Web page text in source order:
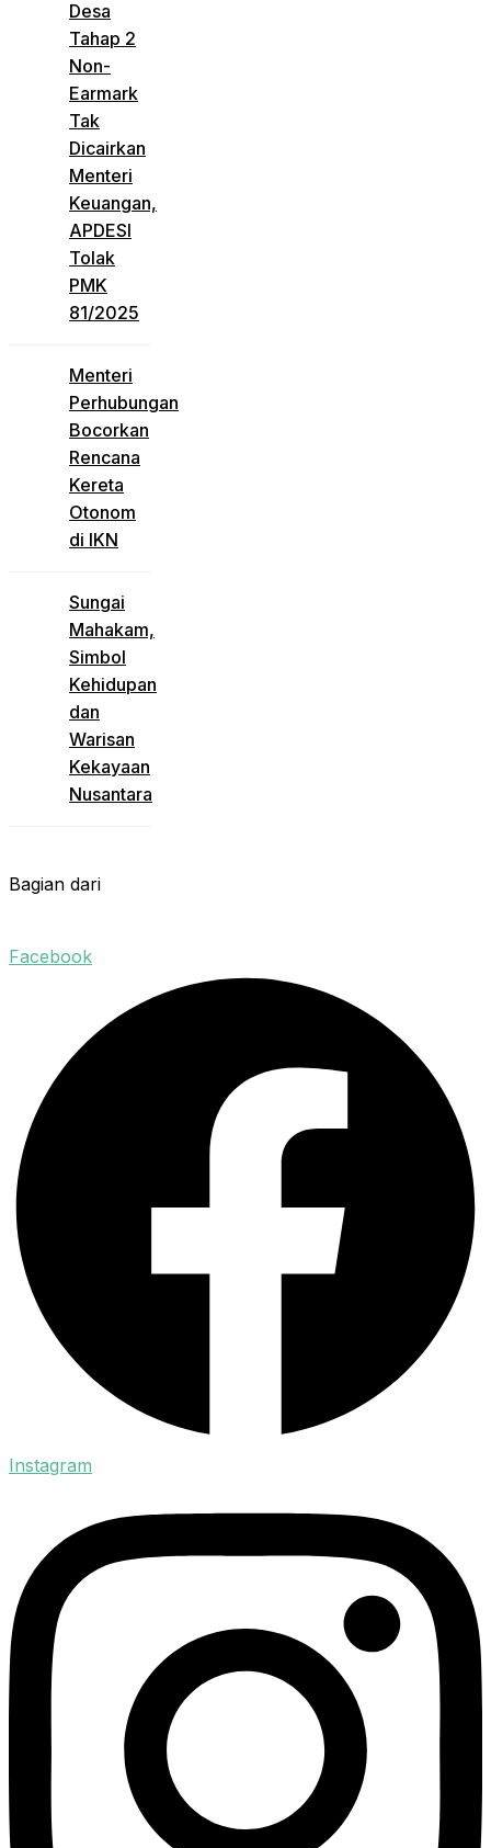
Desa
Tahap 2
Non-
Earmark
Tak
Dicairkan
Menteri
Keuangan,
APDESI
Tolak
PMK
81/2025
Menteri
Perhubungan
Bocorkan
Rencana
Kereta
Otonom
di IKN
Sungai
Mahakam,
Simbol
Kehidupan
dan
Warisan
Kekayaan
Nusantara
Bagian dari
Facebook
Instagram